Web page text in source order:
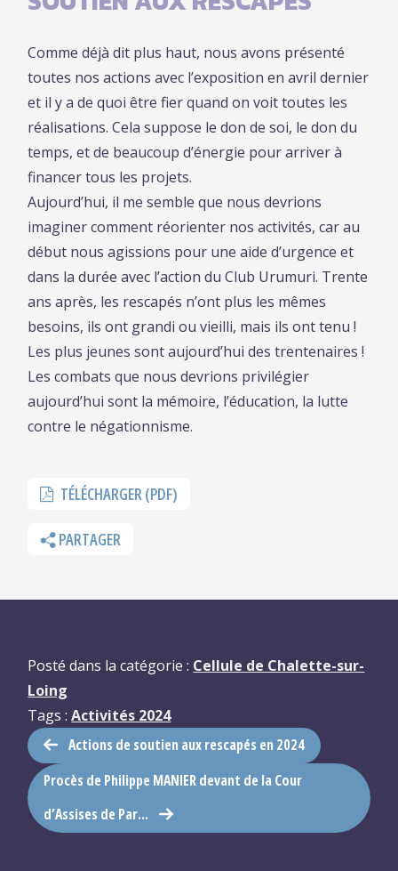
Comme déjà dit plus haut, nous avons présenté
toutes nos actions avec l’exposition en avril dernier
et il y a de quoi être fier quand on voit toutes les
réalisations. Cela suppose le don de soi, le don du
temps, et de beaucoup d’énergie pour arriver à
financer tous les projets.
Aujourd’hui, il me semble que nous devrions
imaginer comment réorienter nos activités, car au
début nous agissions pour une aide d’urgence et
dans la durée avec l’action du Club Urumuri. Trente
ans après, les rescapés n’ont plus les mêmes
besoins, ils ont grandi ou vieilli, mais ils ont tenu !
Les plus jeunes sont aujourd’hui des trentenaires !
Les combats que nous devrions privilégier
aujourd’hui sont la mémoire, l’éducation, la lutte
contre le négationnisme.
TÉLÉCHARGER (PDF)
PARTAGER
Posté dans la catégorie : Cellule de Chalette-sur-
Loing
Tags : Activités 2024
Actions de soutien aux rescapés en 2024
Procès de Philippe MANIER devant de la Cour
d’Assises de Par...